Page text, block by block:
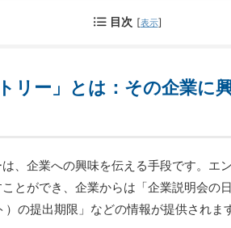
目次 [表示]
リー」とは：その企業に
、企業への興味を伝える手段です。エ
とができ、企業からは「企業説明会の
）の提出期限」などの情報が提供されま